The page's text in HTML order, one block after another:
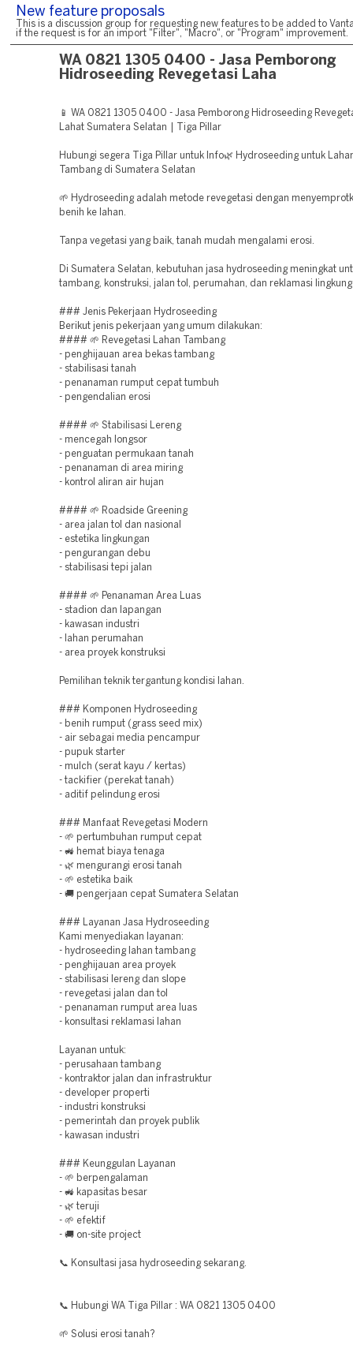
New feature proposals
This is a discussion group for requesting new features to be added to
if the request is for an import "Filter", "Macro", or "Program" improvement.
WA 0821 1305 0400 - Jasa Pemborong
Hidroseeding Revegetasi Laha
📱 WA 0821 1305 0400 - Jasa Pemborong Hidroseeding
Lahat Sumatera Selatan | Tiga Pillar
Hubungi segera Tiga Pillar untuk Info🌿 Hydroseeding untuk
Tambang di Sumatera Selatan
🌱 Hydroseeding adalah metode revegetasi dengan
benih ke lahan.
Tanpa vegetasi yang baik, tanah mudah mengalami erosi.
Di Sumatera Selatan, kebutuhan jasa hydroseeding meningkat
tambang, konstruksi, jalan tol, perumahan, dan reklamasi
### Jenis Pekerjaan Hydroseeding
Berikut jenis pekerjaan yang umum dilakukan:
#### 🌱 Revegetasi Lahan Tambang
- penghijauan area bekas tambang
- stabilisasi tanah
- penanaman rumput cepat tumbuh
- pengendalian erosi
#### 🌱 Stabilisasi Lereng
- mencegah longsor
- penguatan permukaan tanah
- penanaman di area miring
- kontrol aliran air hujan
#### 🌱 Roadside Greening
- area jalan tol dan nasional
- estetika lingkungan
- pengurangan debu
- stabilisasi tepi jalan
#### 🌱 Penanaman Area Luas
- stadion dan lapangan
- kawasan industri
- lahan perumahan
- area proyek konstruksi
Pemilihan teknik tergantung kondisi lahan.
### Komponen Hydroseeding
- benih rumput (grass seed mix)
- air sebagai media pencampur
- pupuk starter
- mulch (serat kayu / kertas)
- tackifier (perekat tanah)
- aditif pelindung erosi
### Manfaat Revegetasi Modern
- 🌱 pertumbuhan rumput cepat
- 🚜 hemat biaya tenaga
- 🌿 mengurangi erosi tanah
- 🌱 estetika baik
- 🚚 pengerjaan cepat Sumatera Selatan
### Layanan Jasa Hydroseeding
Kami menyediakan layanan:
- hydroseeding lahan tambang
- penghijauan area proyek
- stabilisasi lereng dan slope
- revegetasi jalan dan tol
- penanaman rumput area luas
- konsultasi reklamasi lahan
Layanan untuk:
- perusahaan tambang
- kontraktor jalan dan infrastruktur
- developer properti
- industri konstruksi
- pemerintah dan proyek publik
- kawasan industri
### Keunggulan Layanan
- 🌱 berpengalaman
- 🚜 kapasitas besar
- 🌿 teruji
- 🌱 efektif
- 🚚 on-site project
📞 Konsultasi jasa hydroseeding sekarang.
📞 Hubungi WA Tiga Pillar : WA 0821 1305 0400
🌱 Solusi erosi tanah?